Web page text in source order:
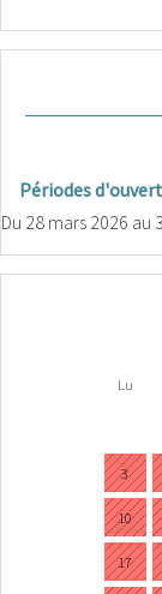
Périodes
Du 28 mars 2026 au
Lu
3
10
17